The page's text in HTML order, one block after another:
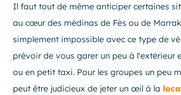
Il faut tout de même anticiper certaines
au cœur des médinas de Fès ou de
simplement impossible avec ce type de
prévoir de vous garer un peu à l'extérieur
ou en petit taxi. Pour les groupes un peu
peut être judicieux de jeter un œil à la